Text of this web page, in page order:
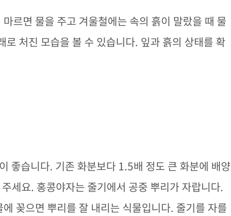
르면 물을 주고 겨울철에는 속의 흙이 말랐을 때 물
로 처진 모습을 볼 수 있습니다. 잎과 흙의 상태를 확
좋습니다. 기존 화분보다 1.5배 정도 큰 화분에 배양
세요. 홍콩야자는 줄기에서 공중 뿌리가 자랍니다.
꽂으면 뿌리를 잘 내리는 식물입니다. 줄기를 자를